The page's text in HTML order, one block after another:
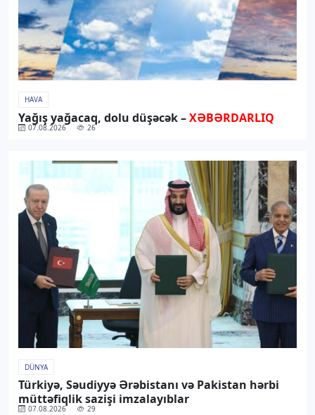
HAVA
Yağış yağacaq, dolu düşəcək –XƏBƏRDARLIQ
07.08.2026 26
DÜNYA
Türkiyə, Səudiyyə Ərəbistanı və Pakistan hərbi
müttəfiqlik sazişi imzalayıblar
07.08.2026 29